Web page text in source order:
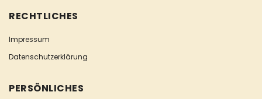
RECHTLICHES
Impressum
Datenschutzerklärung
PERSÖNLICHES